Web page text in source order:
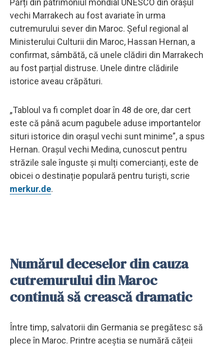
vechi Marrakech au fost avariate în urma
cutremurului sever din Maroc. Șeful regional al
Ministerului Culturii din Maroc, Hassan Hernan, a
confirmat, sâmbătă, că unele clădiri din Marrakech
au fost parțial distruse. Unele dintre clădirile
istorice aveau crăpături.
„Tabloul va fi complet doar în 48 de ore, dar cert
este că până acum pagubele aduse importantelor
situri istorice din orașul vechi sunt minime”, a spus
Hernan. Orașul vechi Medina, cunoscut pentru
străzile sale înguste și mulți comercianți, este de
obicei o destinație populară pentru turiști, scrie
merkur.de.
Numărul deceselor din cauza
cutremurului din Maroc
continuă să crească dramatic
Între timp, salvatorii din Germania se pregătesc să
plece în Maroc. Printre aceștia se numără cățeii